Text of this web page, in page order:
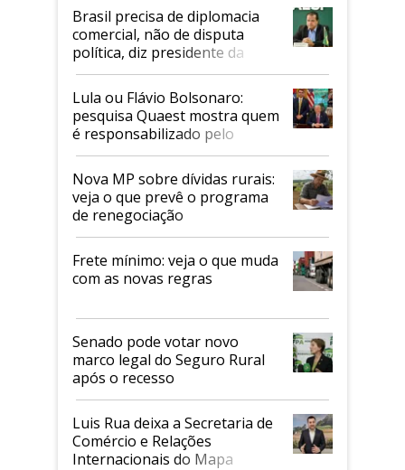
Brasil precisa de diplomacia
comercial, não de disputa
política, diz presidente da
Faesp
Lula ou Flávio Bolsonaro:
pesquisa Quaest mostra quem
é responsabilizado pelo
tarifaço dos EUA
Nova MP sobre dívidas rurais:
veja o que prevê o programa
de renegociação
Frete mínimo: veja o que muda
com as novas regras
Senado pode votar novo
marco legal do Seguro Rural
após o recesso
Luis Rua deixa a Secretaria de
Comércio e Relações
Internacionais do Mapa